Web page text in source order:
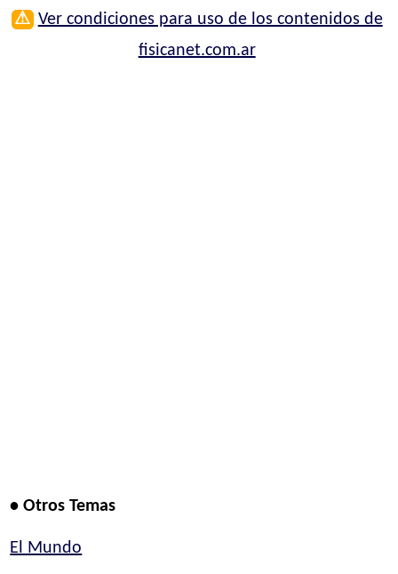
⚠ Ver condiciones para uso de los contenidos de
fisicanet.com.ar
• Otros Temas
El Mundo